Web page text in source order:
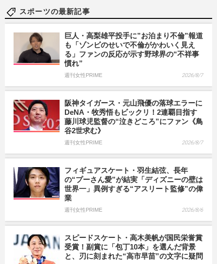
スポーツの最新記事
巨人・高梨雄平投手に”お泊まり不倫”報道
も「ゾンビのせいで不倫がかわいく見え
る」ファンの反応が示す野球界の“不祥事
慣れ”
週刊女性PRIME 2026/8/7
阪神タイガース・元山飛優の落球エラーに
DeNA・牧秀悟もビックリ！2連覇目指す
藤川球児監督の“泣きどころ”にファン《鳥
谷2世求む》
週刊女性PRIME 2026/8/7
フィギュアスケート・羽生結弦、長年
の“プーさん愛”が結実「ディズニーの壁は
世界一」異例すぎる“アスリート監修”の偉
業
週刊女性PRIME 2026/8/6
スピードスケート・高木美帆が国民栄誉賞
受賞！副賞に「包丁10本」を選んだ背景
と、刃に刻まれた“高市早苗”の文字に疑問